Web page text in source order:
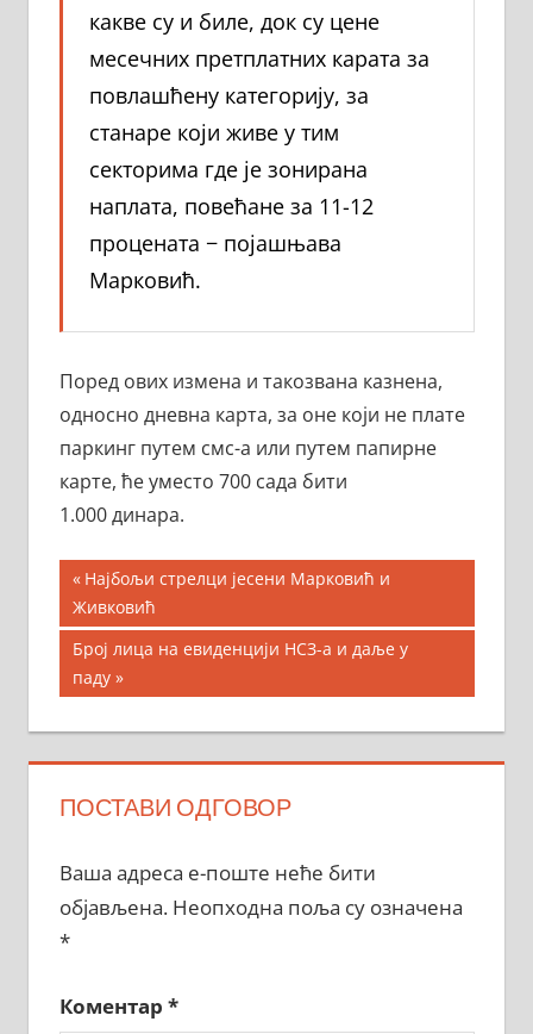
какве су и биле, док су цене
месечних претплатних карата за
повлашћену категорију, за
станаре који живе у тим
секторима где је зонирана
наплата, повећанe за 11-12
процената − појашњава
Марковић.
Поред ових измена и такозвана казнена,
односно дневна карта, за оне који не плате
паркинг путем смс-а или путем папирне
карте, ће уместо 700 сада бити
1.000 динара.
Кретање
чланка
Previous
Post:
Најбољи стрелци јесени Марковић и
Живковић
Next
Post:
Број лица на евиденцији НСЗ-а и даље у
паду
ПОСТАВИ ОДГОВОР
Ваша адреса е-поште неће бити
објављена. Неопходна поља су означена
*
Коментар *